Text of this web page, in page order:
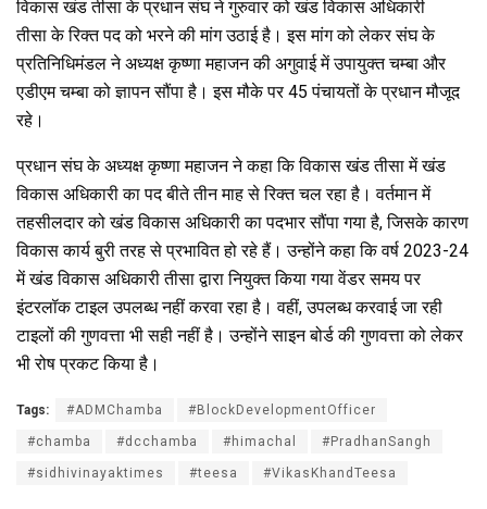
o
o
k
A
p
p
a
m
विकास खंड तीसा के प्रधान संघ ने गुरुवार को खंड विकास अधिकारी
तीसा के रिक्त पद को भरने की मांग उठाई है। इस मांग को लेकर संघ के
प्रतिनिधिमंडल ने अध्यक्ष कृष्णा महाजन की अगुवाई में उपायुक्त चम्बा और
एडीएम चम्बा को ज्ञापन सौंपा है। इस मौके पर 45 पंचायतों के प्रधान मौजूद
रहे।
प्रधान संघ के अध्यक्ष कृष्णा महाजन ने कहा कि विकास खंड तीसा में खंड
विकास अधिकारी का पद बीते तीन माह से रिक्त चल रहा है। वर्तमान में
तहसीलदार को खंड विकास अधिकारी का पदभार सौंपा गया है, जिसके कारण
विकास कार्य बुरी तरह से प्रभावित हो रहे हैं। उन्होंने कहा कि वर्ष 2023-24
में खंड विकास अधिकारी तीसा द्वारा नियुक्त किया गया वेंडर समय पर
इंटरलॉक टाइल उपलब्ध नहीं करवा रहा है। वहीं, उपलब्ध करवाई जा रही
टाइलों की गुणवत्ता भी सही नहीं है। उन्होंने साइन बोर्ड की गुणवत्ता को लेकर
भी रोष प्रकट किया है।
Tags: #ADMChamba #BlockDevelopmentOfficer
#chamba #dcchamba #himachal #PradhanSangh
#sidhivinayaktimes #teesa #VikasKhandTeesa